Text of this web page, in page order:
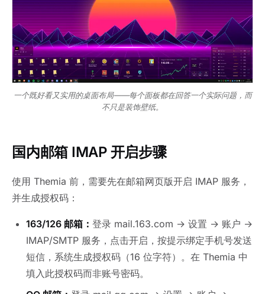
一个既好看又实用的桌面布局——每个面板都在回答一个实际问题，而
不只是装饰壁纸。
国内邮箱 IMAP 开启步骤
使用 Themia 前，需要先在邮箱网页版开启 IMAP 服务，
并生成授权码：
163/126 邮箱： 登录 mail.163.com → 设置 → 账户 →
IMAP/SMTP 服务，点击开启，按提示绑定手机号发送
短信，系统生成授权码（16 位字符）。在 Themia 中
填入此授权码而非账号密码。